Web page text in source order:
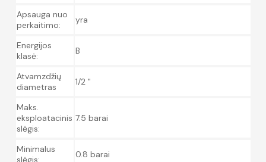
Apsauga nuo
perkaitimo:
yra
Energijos
klasė:
B
Atvamzdžių
diametras
1/2 "
Maks.
eksploatacinis
slėgis:
7.5 barai
Minimalus
slėgis:
0.8 barai